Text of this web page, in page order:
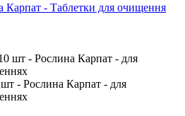
Карпат - Таблетки для очищення
- Рослина Карпат - для